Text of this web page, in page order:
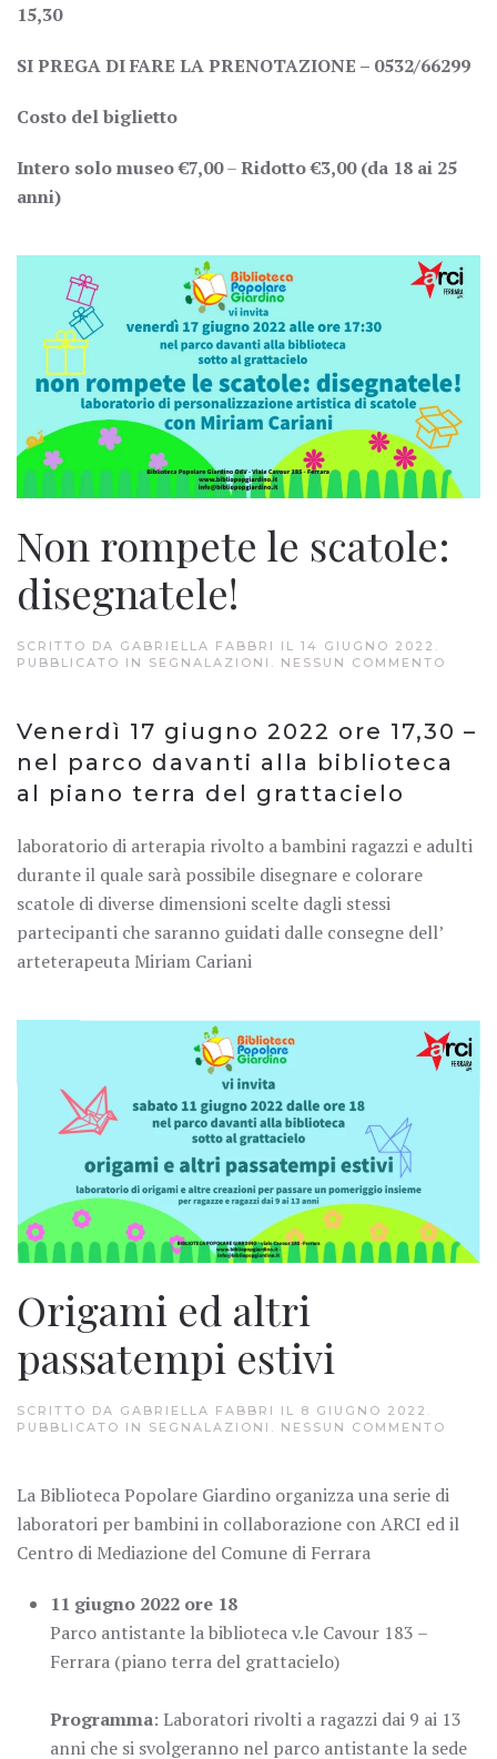
15,30
SI PREGA DI FARE LA PRENOTAZIONE – 0532/66299
Costo del biglietto
Intero solo museo €7,00–Ridotto €3,00 (da 18 ai 25
anni)
Non rompete le scatole:
disegnatele!
SCRITTO DA GABRIELLA FABBRI IL 14 GIUGNO 2022 .
PUBBLICATO IN SEGNALAZIONI . NESSUN COMMENTO
Venerdì 17 giugno 2022 ore 17,30 –
nel parco davanti alla biblioteca
al piano terra del grattacielo
laboratorio di arterapia rivolto a bambini ragazzi e adulti
durante il quale sarà possibile disegnare e colorare
scatole di diverse dimensioni scelte dagli stessi
partecipanti che saranno guidati dalle consegne dell’
arteterapeuta Miriam Cariani
Origami ed altri
passatempi estivi
SCRITTO DA GABRIELLA FABBRI IL 8 GIUGNO 2022
PUBBLICATO IN SEGNALAZIONI NESSUN COMMENTO
La Biblioteca Popolare Giardino organizza una serie di
laboratori per bambini in collaborazione con ARCI ed il
Centro di Mediazione del Comune di Ferrara
11 giugno 2022 ore 18
Parco antistante la biblioteca v.le Cavour 183 –
Ferrara (piano terra del grattacielo)
Programma: Laboratori rivolti a ragazzi dai 9 ai 13
anni che si svolgeranno nel parco antistante la sede